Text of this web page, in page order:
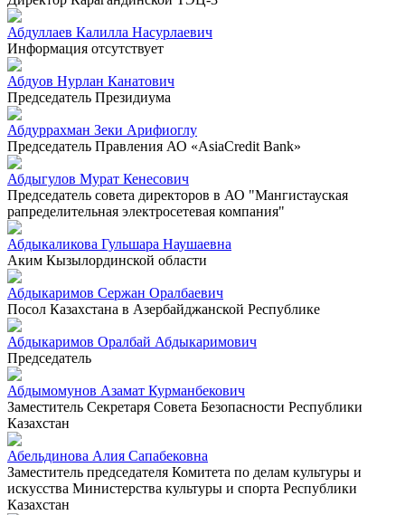
Абдуллаев Калилла Насурлаевич
Информация отсутствует
Абдуов Нурлан Канатович
Председатель Президиума
Абдуррахман Зеки Арифиоглу
Председатель Правления АО «AsiaCredit Bank»
Абдыгулов Мурат Кенесович
Председатель совета директоров в АО "Мангистауская
рапределительная электросетевая компания"
Абдыкаликова Гульшара Наушаевна
Аким Кызылординской области
Абдыкаримов Сержан Оралбаевич
Посол Казахстана в Азербайджанской Республике
Абдыкаримов Оралбай Абдыкаримович
Председатель
Абдымомунов Азамат Курманбекович
Заместитель Секретаря Совета Безопасности Республики
Казахстан
Абельдинова Алия Сапабековна
Заместитель председателя Комитета по делам культуры и
искусства Министерства культуры и спорта Республики
Казахстан